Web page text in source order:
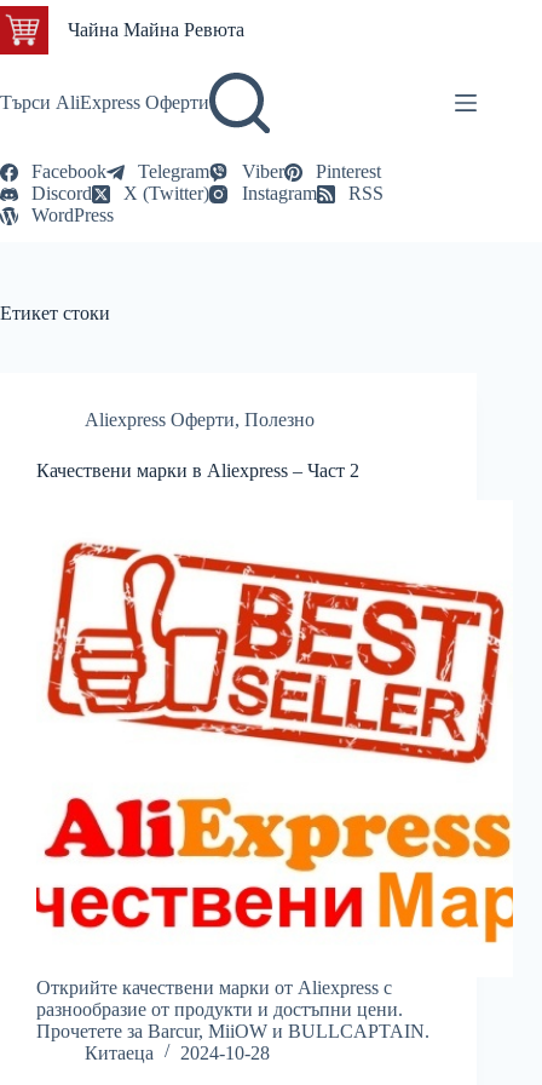
Skip
to
content
Чайна Майна Ревюта
Търси AliExpress Оферти
Facebook Telegram Viber
Pinterest
Discord
X (Twitter) Instagram
RSS
WordPress
Етикет стоки
Aliexpress Оферти, Полезно
Качествени марки в Aliexpress – Част 2
Открийте качествени марки от Aliexpress с
разнообразие от продукти и достъпни цени.
Прочетете за Barcur, MiiOW и BULLCAPTAIN.
Китаеца
2024-10-28